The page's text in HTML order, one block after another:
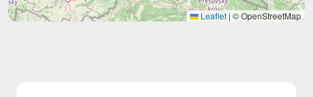
Leaflet | © OpenStreetMap